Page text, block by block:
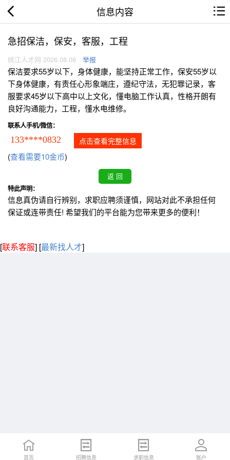
信息内容
急招保洁，保安，客服，工程
桃江人才网 2026.08.08 举报
保洁要求55岁以下，身体健康，能坚持正常工作，保安55岁以
下身体健康，有责任心形象端庄，遵纪守法，无犯罪记录，客
服要求45岁以下高中以上文化，懂电脑工作认真，性格开朗有
良好沟通能力，工程，懂水电维修。
联系人手机/微信：
133****0832 点击查看完整信息
(查看需要10金币)
特此声明：
信息真伪请自行辨别，求职应聘须谨慎，网站对此不承担任何
保证或连带责任! 希望我们的平台能为您带来更多的便利！
[联系客服] [最新找人才]
首页 招聘信息 求职信息 账户